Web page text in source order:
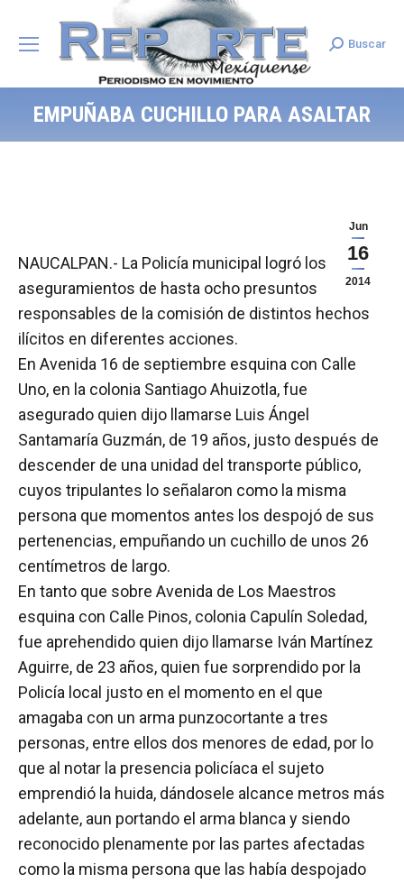
Search:
Buscar
EMPUÑABA CUCHILLO PARA ASALTAR
Jun
16
2014
NAUCALPAN.- La Policía municipal logró los
aseguramientos de hasta ocho presuntos
responsables de la comisión de distintos hechos
ilícitos en diferentes acciones.
En Avenida 16 de septiembre esquina con Calle
Uno, en la colonia Santiago Ahuizotla, fue
asegurado quien dijo llamarse Luis Ángel
Santamaría Guzmán, de 19 años, justo después de
descender de una unidad del transporte público,
cuyos tripulantes lo señalaron como la misma
persona que momentos antes los despojó de sus
pertenencias, empuñando un cuchillo de unos 26
centímetros de largo.
En tanto que sobre Avenida de Los Maestros
esquina con Calle Pinos, colonia Capulín Soledad,
fue aprehendido quien dijo llamarse Iván Martínez
Aguirre, de 23 años, quien fue sorprendido por la
Policía local justo en el momento en el que
amagaba con un arma punzocortante a tres
personas, entre ellos dos menores de edad, por lo
que al notar la presencia policíaca el sujeto
emprendió la huida, dándosele alcance metros más
adelante, aun portando el arma blanca y siendo
reconocido plenamente por las partes afectadas
como la misma persona que las había despojado